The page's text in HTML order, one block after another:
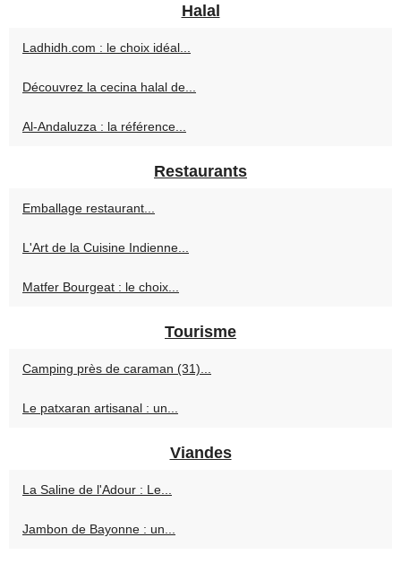
Halal
Ladhidh.com : le choix idéal...
Découvrez la cecina halal de...
Al-Andaluzza : la référence...
Restaurants
Emballage restaurant...
L'Art de la Cuisine Indienne...
Matfer Bourgeat : le choix...
Tourisme
Camping près de caraman (31)...
Le patxaran artisanal : un...
Viandes
La Saline de l'Adour : Le...
Jambon de Bayonne : un...